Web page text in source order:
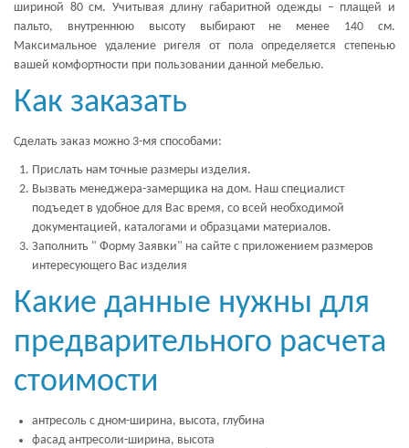
шириной 80 см. Учитывая длину габаритной одежды – плащей и
пальто, внутреннюю высоту выбирают не менее 140 см.
Максимальное удаление ригеля от пола определяется степенью
вашей комфортности при пользовании данной мебелью.
Как заказать
Сделать заказ можно 3-мя способами:
Прислать нам точные размеры изделия.
Вызвать менеджера-замерщика на дом. Наш специалист
подъедет в удобное для Вас время, со всей необходимой
документацией, каталогами и образцами материалов.
Заполнить " Форму Заявки" на сайте с приложением размеров
интересующего Вас изделия
Какие данные нужны для
предварительного расчета
стоимости
антресоль с дном-ширина, высота, глубина
фасад антресоли-ширина, высота